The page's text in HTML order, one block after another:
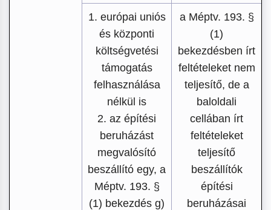
1. európai uniós
és központi
költségvetési
támogatás
felhasználása
nélkül is
2. az építési
beruházást
megvalósító
beszállító egy, a
Méptv. 193. §
(1) bekezdés g)
a Méptv. 193. §
(1)
bekezdésben írt
feltételeket nem
teljesítő, de a
baloldali
cellában írt
feltételeket
teljesítő
beszállítók
építési
beruházásai